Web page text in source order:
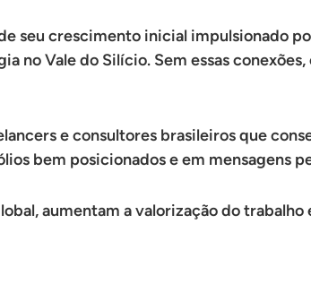
seu crescimento inicial impulsionado
no Vale do Silício. Sem essas
e consultores brasileiros que
bem posicionados e em mensagens
aumentam a valorização do